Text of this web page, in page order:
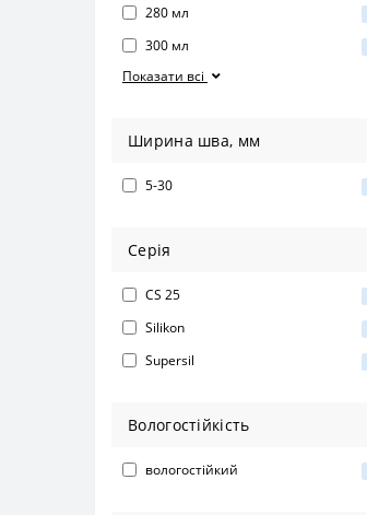
280 мл
300 мл
Показати всі
Ширина шва, мм
5-30
Серія
CS 25
Silikon
Supersil
Вологостійкість
вологостійкий